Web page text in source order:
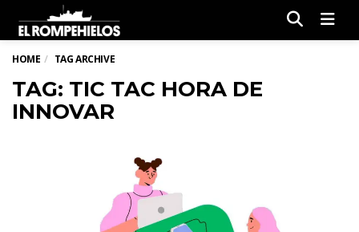
HOME TAG ARCHIVE
TAG: TIC TAC HORA DE
INNOVAR